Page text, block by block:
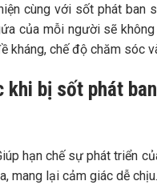
cùng với sốt phát ban
của mỗi người sẽ
kháng, chế độ chăm sóc
khi bị sốt phát
hạn chế sự phát triển
mang lại cảm giác dễ chịu.